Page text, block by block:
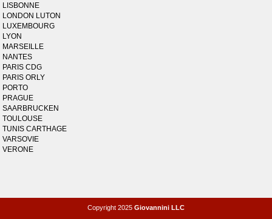
LISBONNE
LONDON LUTON
LUXEMBOURG
LYON
MARSEILLE
NANTES
PARIS CDG
PARIS ORLY
PORTO
PRAGUE
SAARBRUCKEN
TOULOUSE
TUNIS CARTHAGE
VARSOVIE
VERONE
Copyright 2025 Giovannini LLC